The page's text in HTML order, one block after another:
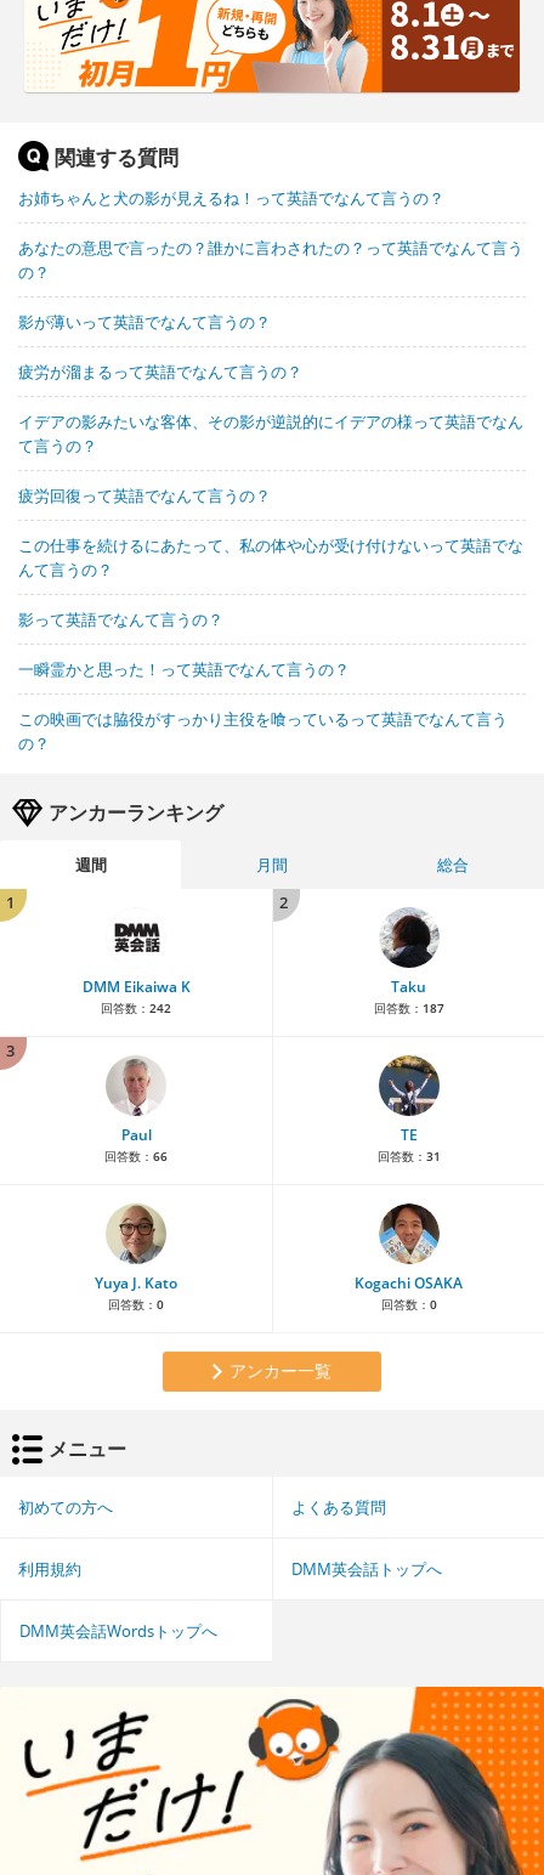
関連する質問
お姉ちゃんと犬の影が見えるね！って英語でなんて言うの？
あなたの意思で言ったの？誰かに言わされたの？って英語でなんて言う
の？
影が薄いって英語でなんて言うの？
疲労が溜まるって英語でなんて言うの？
イデアの影みたいな客体、その影が逆説的にイデアの様って英語でなん
て言うの？
疲労回復って英語でなんて言うの？
この仕事を続けるにあたって、私の体や心が受け付けないって英語でな
んて言うの？
影って英語でなんて言うの？
一瞬霊かと思った！って英語でなんて言うの？
この映画では脇役がすっかり主役を喰っているって英語でなんて言う
の？
アンカーランキング
週間 月間
総合
1
DMM Eikaiwa K
回答数： 242
2
Taku
回答数： 187
3
Paul
回答数： 66
TE
回答数： 31
Yuya J. Kato
回答数： 0
Kogachi OSAKA
回答数： 0
アンカー一覧
メニュー
初めての方へ よくある質問
利用規約 DMM英会話トップへ
DMM英会話Wordsトップへ